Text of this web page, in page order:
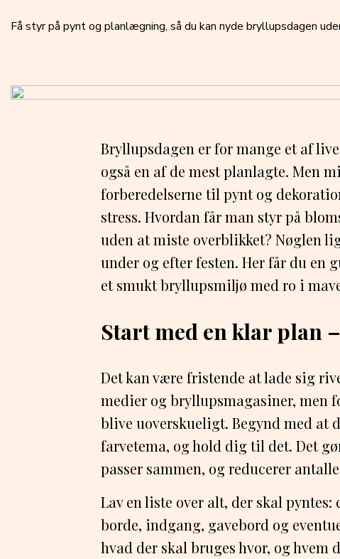
Få styr på pynt og planlægning, så du kan nyde bryllupsdagen
Bryllupsdagen er for mange et af
også en af de mest planlagte. Men
forberedelserne til pynt og
stress. Hvordan får man styr på
uden at miste overblikket? Nøglen
under og efter festen. Her får du en
et smukt bryllupsmiljø med ro i
Start med en klar plan
Det kan være fristende at lade sig
medier og bryllupsmagasiner, men
blive uoverskueligt. Begynd med at
farvetema, og hold dig til det. Det
passer sammen, og reducerer
Lav en liste over alt, der skal
borde, indgang, gavebord og
hvad der skal bruges hvor, og hvem